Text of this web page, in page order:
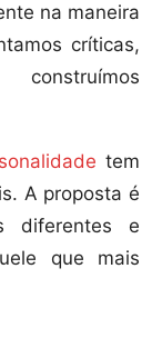
na maneira
críticas,
tem
A proposta é
diferentes e
que mais